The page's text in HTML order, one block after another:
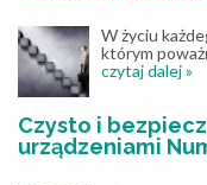
W życiu
którym
czytaj dalej »
Czysto i
urządzeniami